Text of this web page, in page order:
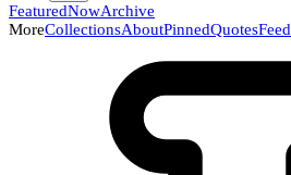
FeaturedNowArchive
MoreCollectionsAboutPinnedQuotesFeed